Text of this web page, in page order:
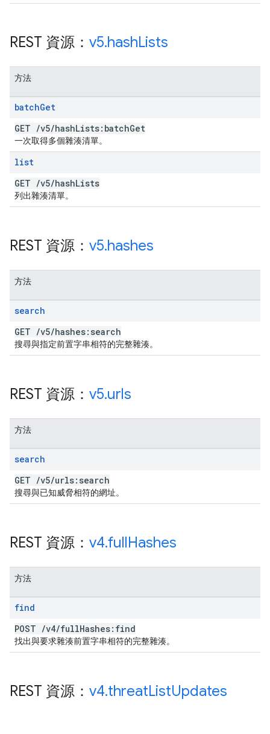
REST 資源： v5.hashLists
方法
batchGet
GET /v5/hashLists:batchGet
一次取得多個雜湊清單。
list
GET /v5/hashLists
列出雜湊清單。
REST 資源： v5.hashes
方法
search
GET /v5/hashes:search
搜尋與指定前置字串相符的完整雜湊。
REST 資源： v5.urls
方法
search
GET /v5/urls:search
搜尋與已知威脅相符的網址。
REST 資源： v4.fullHashes
方法
find
POST /v4/fullHashes:find
找出與要求雜湊前置字串相符的完整雜湊。
REST 資源： v4.threatListUpdates